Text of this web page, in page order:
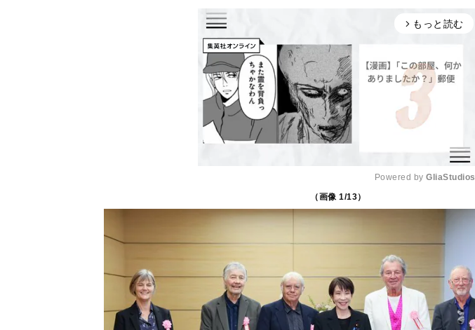
arrow_forward_ios もっと読む
e
Powered by GliaStudios
（画像1/13）